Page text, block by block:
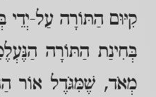
קִיּוּם הַתּוֹרָה עַל-
בְּחִינַת הַתּוֹרָה
מְאֹד, שֶׁמִּגֹּדֶל אוֹר